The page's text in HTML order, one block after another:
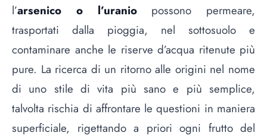
l’arsenico o l’uraniopossono permeare,
trasportati dalla pioggia, nel sottosuolo e
contaminare anche le riserve d’acqua ritenute più
pure. La ricerca di un ritorno alle origini nel nome
di uno stile di vita più sano e più semplice,
talvolta rischia di affrontare le questioni in maniera
superficiale, rigettando a priori ogni frutto del